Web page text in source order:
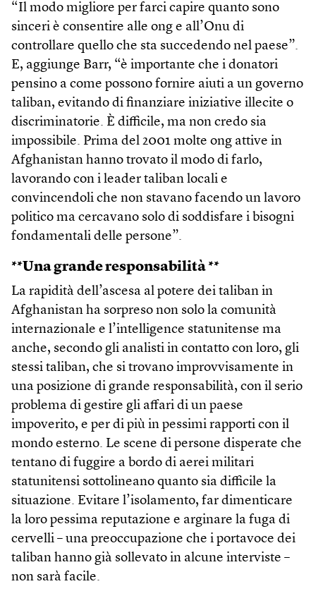
“Il modo migliore per farci capire quanto sono
sinceri è consentire alle ong e all’Onu di
controllare quello che sta succedendo nel paese”.
E, aggiunge Barr, “è importante che i donatori
pensino a come possono fornire aiuti a un governo
taliban, evitando di finanziare iniziative illecite o
discriminatorie. È difficile, ma non credo sia
impossibile. Prima del 2001 molte ong attive in
Afghanistan hanno trovato il modo di farlo,
lavorando con i leader taliban locali e
convincendoli che non stavano facendo un lavoro
politico ma cercavano solo di soddisfare i bisogni
fondamentali delle persone”.
**Una grande responsabilità **
La rapidità dell’ascesa al potere dei taliban in
Afghanistan ha sorpreso non solo la comunità
internazionale e l’intelligence statunitense ma
anche, secondo gli analisti in contatto con loro, gli
stessi taliban, che si trovano improvvisamente in
una posizione di grande responsabilità, con il serio
problema di gestire gli affari di un paese
impoverito, e per di più in pessimi rapporti con il
mondo esterno. Le scene di persone disperate che
tentano di fuggire a bordo di aerei militari
statunitensi sottolineano quanto sia difficile la
situazione. Evitare l’isolamento, far dimenticare
la loro pessima reputazione e arginare la fuga di
cervelli – una preoccupazione che i portavoce dei
taliban hanno già sollevato in alcune interviste –
non sarà facile.